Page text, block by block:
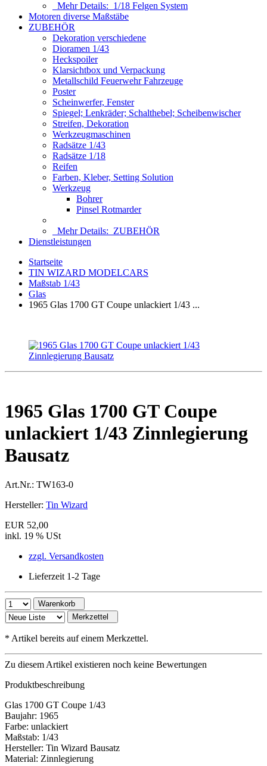
Mehr Details: 1/18 Felgen System
Motoren diverse Maßstäbe
ZUBEHÖR
Dekoration verschiedene
Dioramen 1/43
Heckspoiler
Klarsichtbox und Verpackung
Metallschild Feuerwehr Fahrzeuge
Poster
Scheinwerfer, Fenster
Spiegel; Lenkräder; Schalthebel; Scheibenwischer
Streifen, Dekoration
Werkzeugmaschinen
Radsätze 1/43
Radsätze 1/18
Reifen
Farben, Kleber, Setting Solution
Werkzeug
Bohrer
Pinsel Rotmarder
Mehr Details: ZUBEHÖR
Dienstleistungen
Startseite
TIN WIZARD MODELCARS
Maßstab 1/43
Glas
1965 Glas 1700 GT Coupe unlackiert 1/43 ...
1965 Glas 1700 GT Coupe
unlackiert 1/43 Zinnlegierung
Bausatz
Art.Nr.: TW163-0
Hersteller: Tin Wizard
EUR 52,00
inkl. 19 % USt
zzgl. Versandkosten
Lieferzeit 1-2 Tage
Warenkorb
Merkzettel
* Artikel bereits auf einem Merkzettel.
Zu diesem Artikel existieren noch keine Bewertungen
Produktbeschreibung
Glas 1700 GT Coupe 1/43
Baujahr: 1965
Farbe: unlackiert
Maßstab: 1/43
Hersteller: Tin Wizard Bausatz
Material: Zinnlegierung